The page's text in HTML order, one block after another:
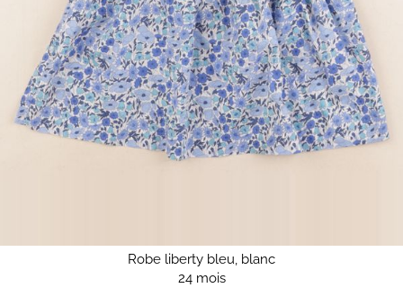
Robe liberty bleu, blanc
24 mois